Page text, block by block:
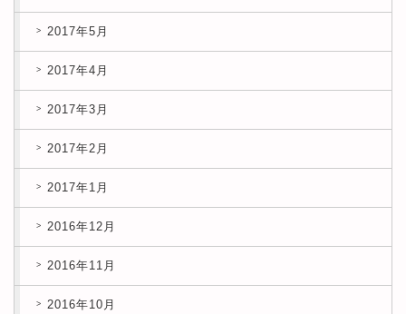
2017年5月
2017年4月
2017年3月
2017年2月
2017年1月
2016年12月
2016年11月
2016年10月